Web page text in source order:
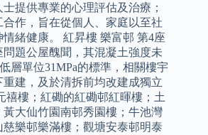
提供專業的心理評估及治療；
作，旨在從個人、家庭以至社
緒健康。 紅昇樓 樂富邨 第4座
題公屋醜聞，其混凝土強度未
層單位31MPa的標準，相關樓宇
建，及於清拆前均改建成獨立
禧樓；紅磡的紅磡邨紅暉樓；土
大仙竹園南邨秀園樓；牛池灣
樂邨樂滿樓；觀塘安泰邨明泰